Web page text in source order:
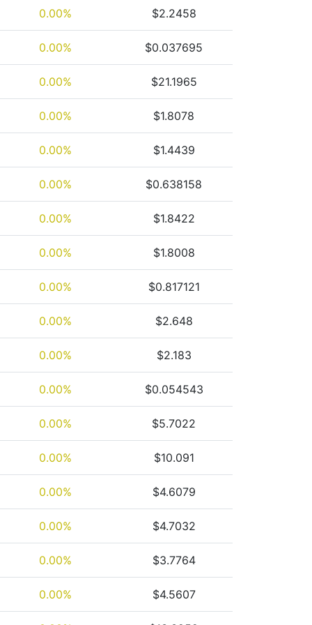
0.00% $2.2458
0.00% $0.037695
0.00% $21.1965
0.00% $1.8078
0.00% $1.4439
0.00% $0.638158
0.00% $1.8422
0.00% $1.8008
0.00% $0.817121
0.00% $2.648
0.00% $2.183
0.00% $0.054543
0.00% $5.7022
0.00% $10.091
0.00% $4.6079
0.00% $4.7032
0.00% $3.7764
0.00% $4.5607